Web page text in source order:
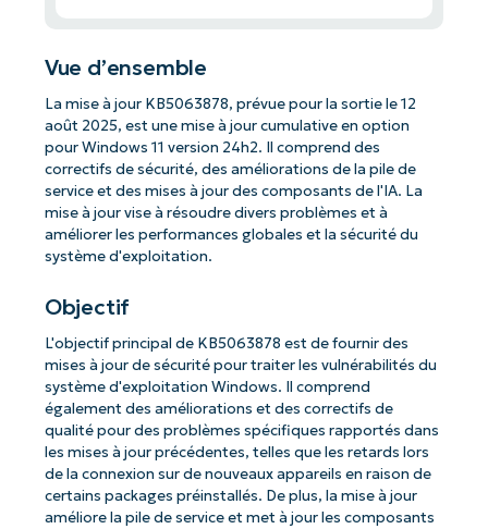
Vue d’ensemble
La mise à jour KB5063878, prévue pour la sortie le 12
août 2025, est une mise à jour cumulative en option
pour Windows 11 version 24h2. Il comprend des
correctifs de sécurité, des améliorations de la pile de
service et des mises à jour des composants de l'IA. La
mise à jour vise à résoudre divers problèmes et à
améliorer les performances globales et la sécurité du
système d'exploitation.
Objectif
L'objectif principal de KB5063878 est de fournir des
mises à jour de sécurité pour traiter les vulnérabilités du
système d'exploitation Windows. Il comprend
également des améliorations et des correctifs de
qualité pour des problèmes spécifiques rapportés dans
les mises à jour précédentes, telles que les retards lors
de la connexion sur de nouveaux appareils en raison de
certains packages préinstallés. De plus, la mise à jour
améliore la pile de service et met à jour les composants